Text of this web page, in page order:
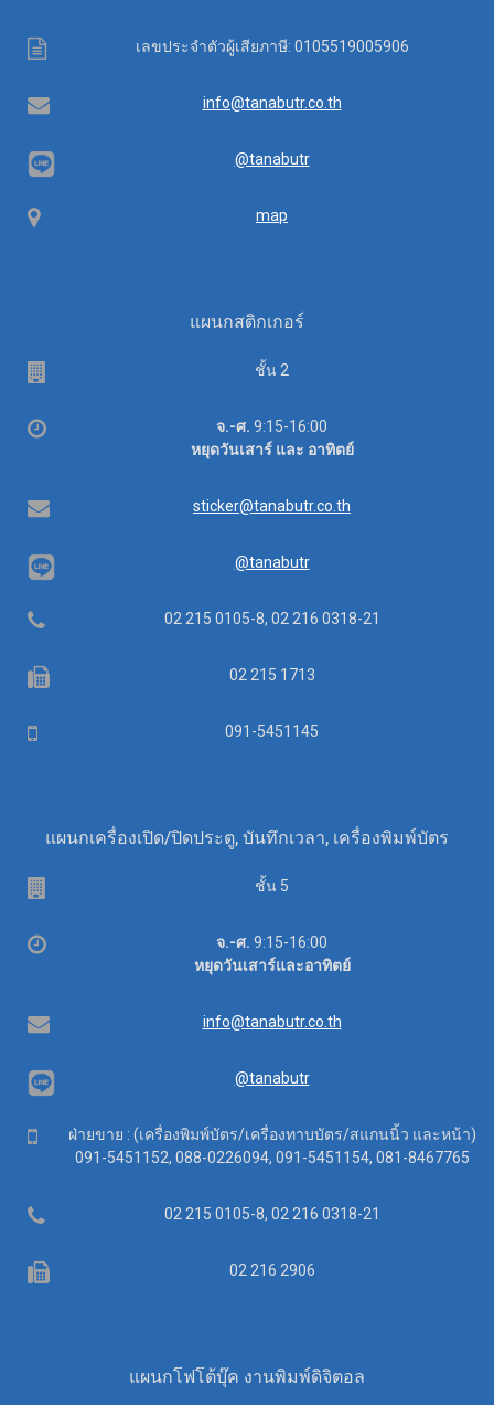
Tax
เลขประจำตัวผู้เสียภาษี: 0105519005906
Email info@tanabutr.co.th
@tanabutr
Map map
แผนกสติกเกอร์
ชั้น 2
Office
จ.-ศ. 9:15-16:00
หยุดวันเสาร์ และ อาทิตย์
Email sticker@tanabutr.co.th
@tanabutr
Telephone 02 215 0105-8, 02 216 0318-21
Fax 02 215 1713
Mobile 091-5451145
แผนกเครื่องเปิด/ปิดประตู, บันทึกเวลา, เครื่องพิมพ์บัตร
ชั้น 5
Office
จ.-ศ. 9:15-16:00
หยุดวันเสาร์และอาทิตย์
Email info@tanabutr.co.th
@tanabutr
Mobileฝ่ายขาย : (เครื่องพิมพ์บัตร/เครื่องทาบบัตร/สแกนนิ้ว และหน้า)
091-5451152, 088-0226094, 091-5451154, 081-8467765
Telephone 02 215 0105-8, 02 216 0318-21
Fax 02 216 2906
แผนกโฟโต้บุ๊ค งานพิมพ์ดิจิตอล